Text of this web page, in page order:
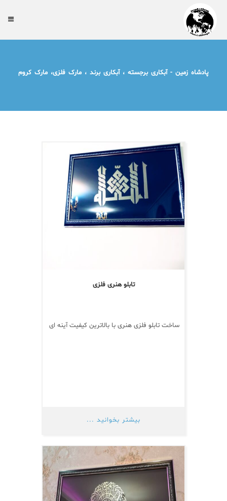
پادشاه زمین - آبکاری برجسته ، آبکاری برند ، مارک فلزی، مارک کروم
تابلو هنری فلزی
ساخت تابلو فلزی هنری با بالاترین کیفیت آینه ای
بیشتر بخوانید ...